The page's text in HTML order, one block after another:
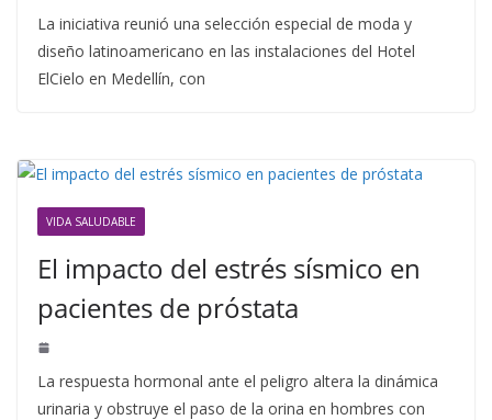
La iniciativa reunió una selección especial de moda y
diseño latinoamericano en las instalaciones del Hotel
ElCielo en Medellín, con
VIDA SALUDABLE
El impacto del estrés sísmico en
pacientes de próstata
La respuesta hormonal ante el peligro altera la dinámica
urinaria y obstruye el paso de la orina en hombres con